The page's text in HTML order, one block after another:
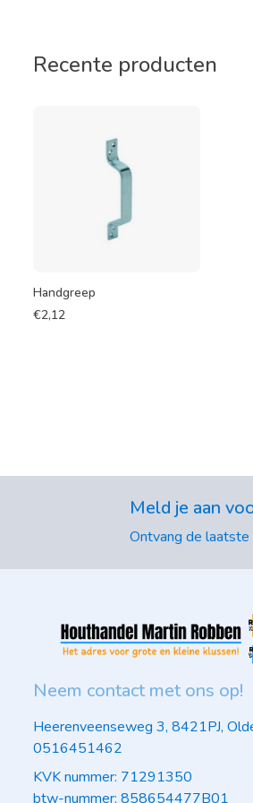
Recente producten
Handgreep
€2,12
Meld je aan
Ontvang de laatste
Neem contact met ons op!
Heerenveenseweg 3, 8421PJ,
0516451462
KVK nummer: 71291350
btw-nummer: 858654477B01